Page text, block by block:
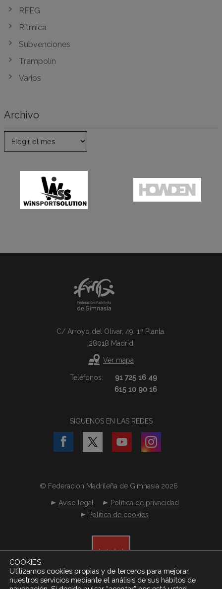
RFEG
Rítmica
Subvenciones
Trampolín
Varios
Archivo
C/ Arroyo del Olivar, 49. 1ª Planta.
28018 Madrid
Ver mapa
Teléfonos:
91 725 16 49
615 10 90 16
SÍGUENOS EN LAS REDES
© Federacion Madrileña de Gimnasia 2026
Aviso legal
Política de privacidad
Política de cookies
COOKIES
Utilizamos cookies propias y de terceros para mejorar
nuestros servicios mediante el análisis de sus hábitos de